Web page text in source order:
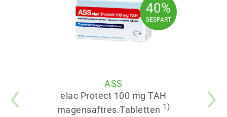
40%
GESPART
40%
GESPART
ASS
elac Protect 100 mg TAH
magensaftres.Tabletten 1)